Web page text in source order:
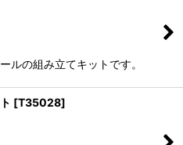
ルの組み立てキットです。
[T35028]